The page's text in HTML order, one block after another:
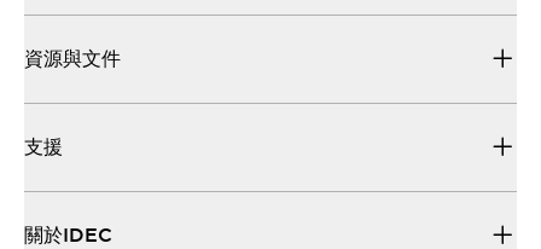
資源與文件
支援
關於IDEC